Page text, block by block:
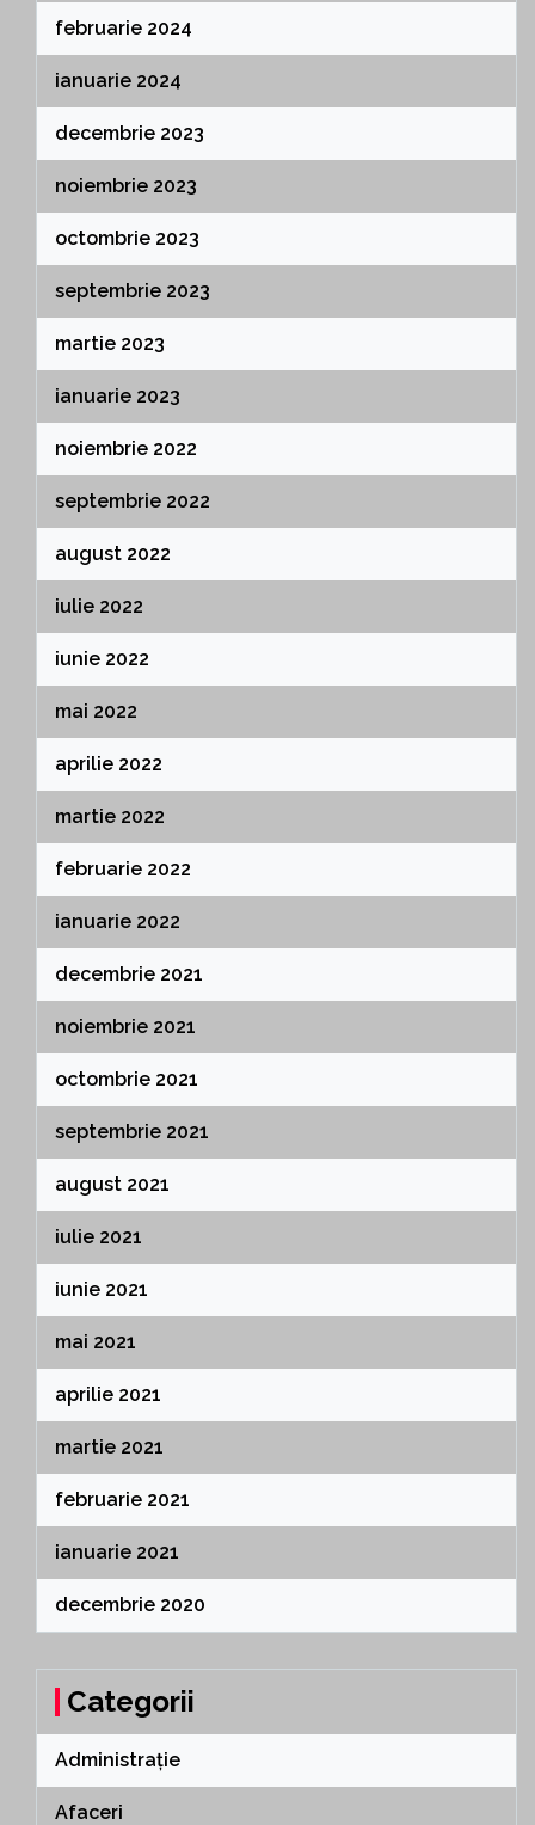
februarie 2024
ianuarie 2024
decembrie 2023
noiembrie 2023
octombrie 2023
septembrie 2023
martie 2023
ianuarie 2023
noiembrie 2022
septembrie 2022
august 2022
iulie 2022
iunie 2022
mai 2022
aprilie 2022
martie 2022
februarie 2022
ianuarie 2022
decembrie 2021
noiembrie 2021
octombrie 2021
septembrie 2021
august 2021
iulie 2021
iunie 2021
mai 2021
aprilie 2021
martie 2021
februarie 2021
ianuarie 2021
decembrie 2020
Categorii
Administrație
Afaceri